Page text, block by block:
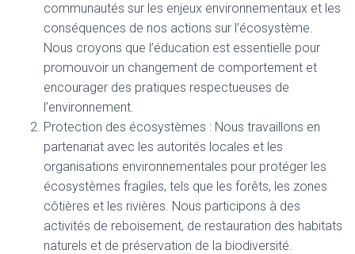
communautés sur les enjeux environnementaux et les
conséquences de nos actions sur l’écosystème.
Nous croyons que l’éducation est essentielle pour
promouvoir un changement de comportement et
encourager des pratiques respectueuses de
l’environnement.
Protection des écosystèmes : Nous travaillons en
partenariat avec les autorités locales et les
organisations environnementales pour protéger les
écosystèmes fragiles, tels que les forêts, les zones
côtières et les rivières. Nous participons à des
activités de reboisement, de restauration des habitats
naturels et de préservation de la biodiversité.